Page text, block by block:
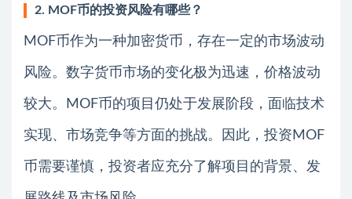
2. MOF币的投资风险有哪些？
MOF币作为一种加密货币，存在一定的市场波动
风险。数字货币市场的变化极为迅速，价格波动
较大。MOF币的项目仍处于发展阶段，面临技术
实现、市场竞争等方面的挑战。因此，投资MOF
币需要谨慎，投资者应充分了解项目的背景、发